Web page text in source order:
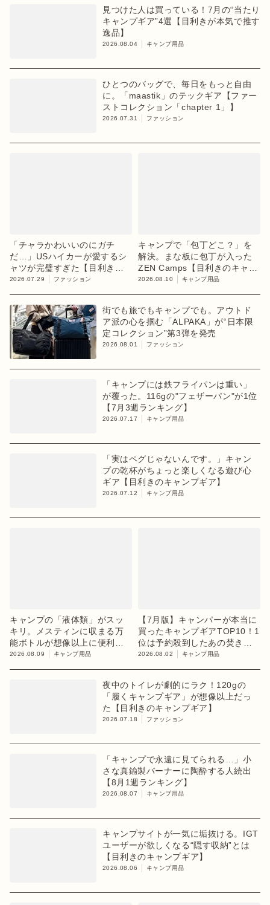
見つけた人は買っている！7月の“当たり
キャンプギア”4選【目利きが本気で推す
逸品】
2026.08.04 キャンプ用品
ひとつのバッグで、毎日をもっと自由
に。「maastik」のテックギア【ファー
ストコレクション「chapter 1」】
2026.07.31 ファッション
「チャラかわいいのにガチ
だ…」USハイカーが愛するシ
ャツが完璧すぎた【目利きの
キャンプギア】
2026.07.29 ファッション
キャンプで「包丁どこ？」を
解決。まな板に包丁が入った
ZEN Camps【目利きのキャン
プギア】
2026.08.10 キャンプ用品
街でも旅でもキャンプでも。アウトド
ア派の心を掴む「ALPAKA」が“日本限
定コレクション”第3弾を発売
2026.08.01 ファッション
「キャンプには鉄フライパンは重い」
が覆った。116gの"フェザーパン"が1位
【7月3週ランキング】
2026.07.17 キャンプ用品
「実はペグじゃないんです。」キャン
プの乾杯がちょっと楽しくなる遊び心
ギア【目利きのキャンプギア】
2026.07.12 キャンプ用品
キャンプの「液体類」がスッ
キリ。メスティンに収まる万
能ボトルが想像以上に便利！
【目利きのキャンプギア】
2026.08.09 キャンプ用品
【7月版】キャンパーが本当に
買ったキャンプギアTOP10！1
位は予約殺到したあの焚き火
台
2026.08.02 キャンプ用品
夜中のトイレが劇的にラク！120gの
「履くキャンプギア」が想像以上だっ
た【目利きのキャンプギア】
2026.07.18 ファッション
「キャンプで永遠に見てられる…」小
さな真鍮製バーナーに陶酔する人続出
【8月1週ランキング】
2026.08.07 キャンプ用品
キャンプサイトが一気に垢抜ける。IGT
ユーザーが欲しくなる“隠す収納”とは
【目利きのキャンプギア】
2026.08.06 キャンプ用品